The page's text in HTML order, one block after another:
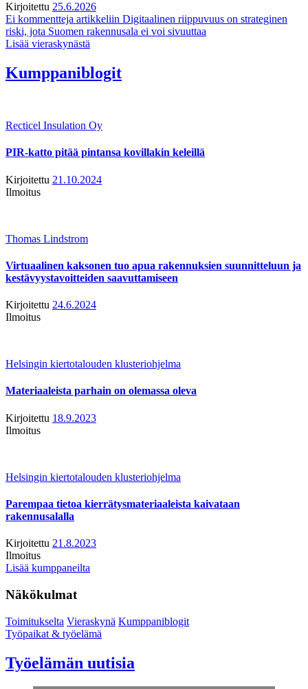
Kirjoitettu 25.6.2026
Ei kommentteja artikkeliin Digitaalinen riippuvuus on strateginen
riski, jota Suomen rakennusala ei voi sivuuttaa
Lisää vieraskynästä
Kumppaniblogit
Recticel Insulation Oy
PIR-katto pitää pintansa kovillakin keleillä
Kirjoitettu 21.10.2024
Ilmoitus
Thomas Lindstrom
Virtuaalinen kaksonen tuo apua rakennuksien suunnitteluun ja
kestävyystavoitteiden saavuttamiseen
Kirjoitettu 24.6.2024
Ilmoitus
Helsingin kiertotalouden klusteriohjelma
Materiaaleista parhain on olemassa oleva
Kirjoitettu 18.9.2023
Ilmoitus
Helsingin kiertotalouden klusteriohjelma
Parempaa tietoa kierrätysmateriaaleista kaivataan
rakennusalalla
Kirjoitettu 21.8.2023
Ilmoitus
Lisää kumppaneilta
Näkökulmat
Toimitukselta Vieraskynä Kumppaniblogit
Työpaikat & työelämä
Työelämän uutisia